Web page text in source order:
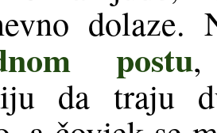
postu,
da traju